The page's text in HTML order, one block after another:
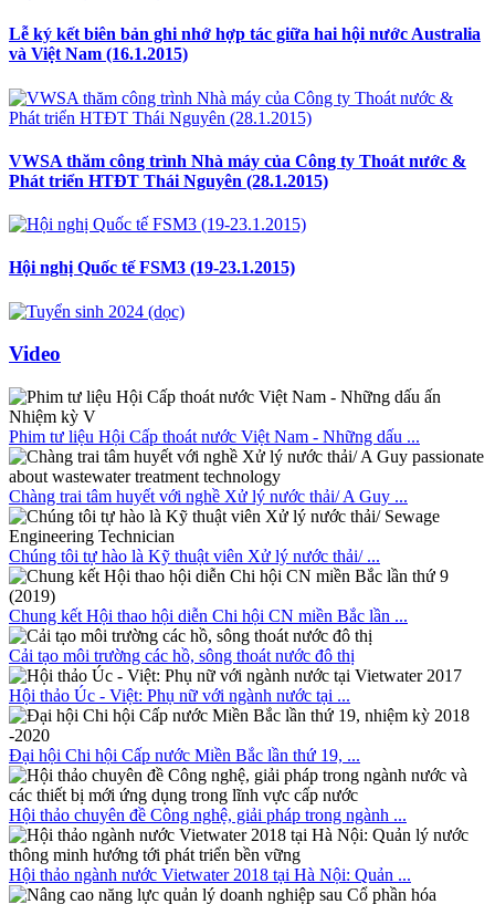
Lễ ký kết biên bản ghi nhớ hợp tác giữa hai hội nước Australia
và Việt Nam (16.1.2015)
VWSA thăm công trình Nhà máy của Công ty Thoát nước &
Phát triển HTĐT Thái Nguyên (28.1.2015)
Hội nghị Quốc tế FSM3 (19-23.1.2015)
Video
Phim tư liệu Hội Cấp thoát nước Việt Nam - Những dấu ...
Chàng trai tâm huyết với nghề Xử lý nước thải/ A Guy ...
Chúng tôi tự hào là Kỹ thuật viên Xử lý nước thải/ ...
Chung kết Hội thao hội diễn Chi hội CN miền Bắc lần ...
Cải tạo môi trường các hồ, sông thoát nước đô thị
Hội thảo Úc - Việt: Phụ nữ với ngành nước tại ...
Đại hội Chi hội Cấp nước Miền Bắc lần thứ 19, ...
Hội thảo chuyên đề Công nghệ, giải pháp trong ngành ...
Hội thảo ngành nước Vietwater 2018 tại Hà Nội: Quản ...